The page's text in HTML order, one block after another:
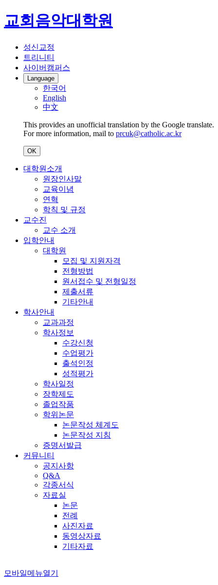
교회음악대학원
성신교정
트리니티
사이버캠퍼스
Language
한국어
English
中文
This provides an unofficial translation by the Google translate.
For more information, mail to prcuk@catholic.ac.kr
OK
대학원소개
원장인사말
교육이념
연혁
학칙 및 규정
교수진
교수 소개
입학안내
대학원
모집 및 지원자격
전형방법
원서접수 및 전형일정
제출서류
기타안내
학사안내
교과과정
학사정보
수강신청
수업평가
출석인정
성적평가
학사일정
장학제도
졸업작품
학위논문
논문작성 체계도
논문작성 지침
증명서발급
커뮤니티
공지사항
Q&A
각종서식
자료실
논문
전례
사진자료
동영상자료
기타자료
모바일메뉴열기